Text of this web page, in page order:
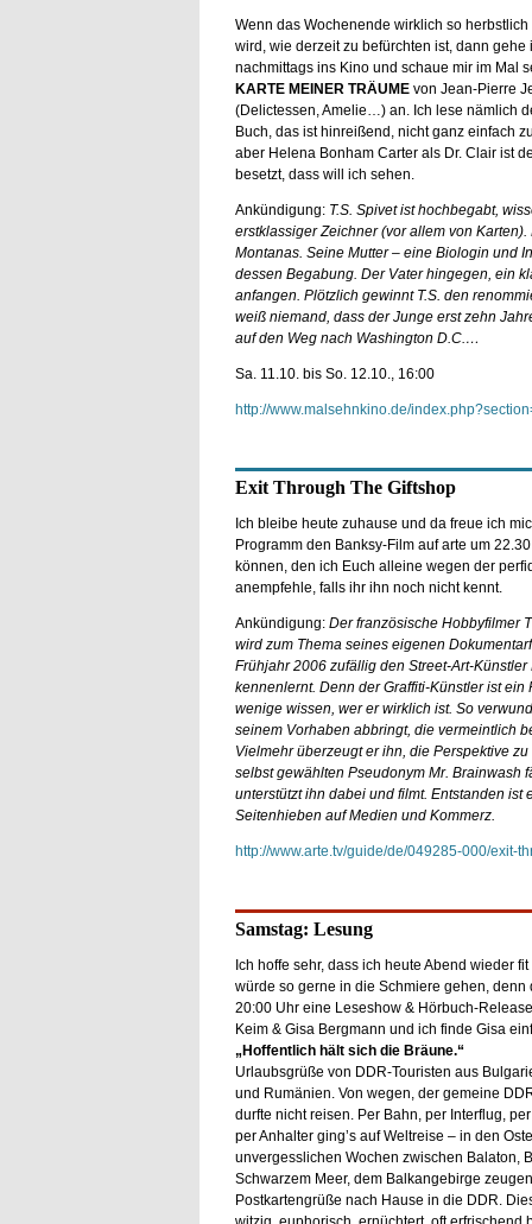
Wenn das Wochenende wirklich so
wird, wie derzeit zu befürchten ist, dann gehe
nachmittags ins Kino und schaue mir im Mal
KARTE MEINER TRÄUME von Jean-Pierre
(Delictessen, Amelie…) an. Ich lese nämlich
Buch, das ist hinreißend, nicht ganz einfach
aber Helena Bonham Carter als Dr. Clair ist
besetzt, dass will ich sehen.
Ankündigung: T.S. Spivet ist hochbegabt,
erstklassiger Zeichner (vor allem von
Montanas. Seine Mutter – eine Biologin und
dessen Begabung. Der Vater hingegen, ein
anfangen. Plötzlich gewinnt T.S. den
weiß niemand, dass der Junge erst zehn
auf den Weg nach Washington D.C.…
Sa. 11.10. bis So. 12.10., 16:00
http://www.malsehnkino.de/
Exit Through The Giftshop
Ich bleibe heute zuhause und da freue ich
Programm den Banksy-Film auf arte um
können, den ich Euch alleine wegen der
anempfehle, falls ihr ihn noch nicht kennt.
Ankündigung: Der französische Hobbyfilmer
wird zum Thema seines eigenen
Frühjahr 2006 zufällig den Street-Art-Künstler
kennenlernt. Denn der Graffiti-Künstler ist ein
wenige wissen, wer er wirklich ist. So
seinem Vorhaben abbringt, die vermeintlich
Vielmehr überzeugt er ihn, die Perspektive
selbst gewählten Pseudonym Mr. Brainwash
unterstützt ihn dabei und filmt. Entstanden
Seitenhieben auf Medien und Kommerz.
http://www.arte.tv/guide/de/049285-000/exit-
Samstag: Lesung
Ich hoffe sehr, dass ich heute Abend wieder
würde so gerne in die Schmiere gehen, denn
20:00 Uhr eine Leseshow & Hörbuch-
Keim & Gisa Bergmann und ich finde Gisa
„Hoffentlich hält sich die Bräune.“
Urlaubsgrüße von DDR-Touristen aus
und Rumänien. Von wegen, der gemeine
durfte nicht reisen. Per Bahn, per Interflug,
per Anhalter ging’s auf Weltreise – in den
unvergesslichen Wochen zwischen Balaton,
Schwarzem Meer, dem Balkangebirge
Postkartengrüße nach Hause in die DDR.